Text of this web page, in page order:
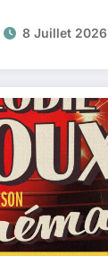
8 Juillet 2026